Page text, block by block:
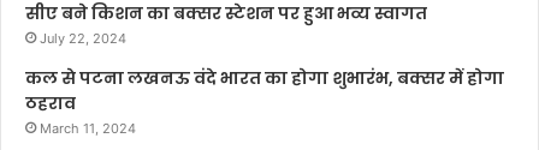
सीए बने किशन का बक्सर स्टेशन पर हुआ भव्य स्वागत
July 22, 2024
कल से पटना लखनऊ वंदे भारत का होगा शुभारंभ, बक्सर में होगा
ठहराव
March 11, 2024